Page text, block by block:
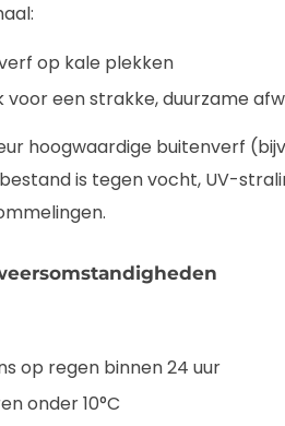
op kale plekken
voor een strakke, duurzame
hoogwaardige buitenverf
is tegen vocht, UV-
op regen binnen 24 uur
onder 10°C